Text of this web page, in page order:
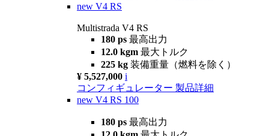
new V4 RS
Multistrada V4 RS
180 ps 最高出力
12.0 kgm 最大トルク
225 kg 装備重量（燃料を除く）
¥ 5,527,000 i
コンフィギュレーター 製品詳細
new V4 RS 100
180 ps 最高出力